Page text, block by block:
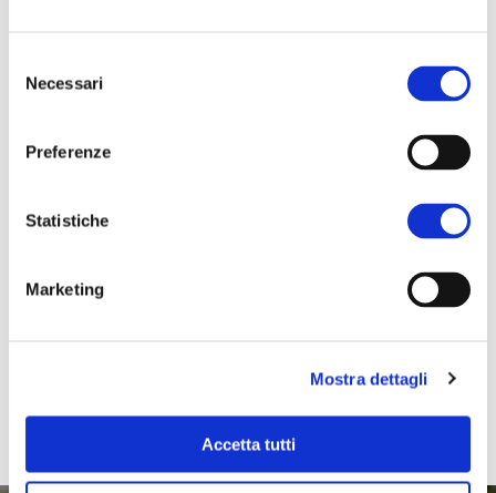
delNecessari
Preferenze
Statistiche
Marketing
Mostra dettagli
Accetta tutti